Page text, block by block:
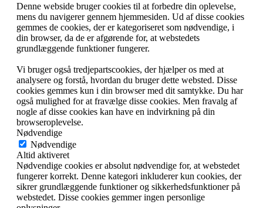
Denne webside bruger cookies til at forbedre din oplevelse,
mens du navigerer gennem hjemmesiden. Ud af disse cookies
gemmes de cookies, der er kategoriseret som nødvendige, i
din browser, da de er afgørende for, at webstedets
grundlæggende funktioner fungerer.
Vi bruger også tredjepartscookies, der hjælper os med at
analysere og forstå, hvordan du bruger dette websted. Disse
cookies gemmes kun i din browser med dit samtykke. Du har
også mulighed for at fravælge disse cookies. Men fravalg af
nogle af disse cookies kan have en indvirkning på din
browseroplevelse.
Nødvendige
Nødvendige
Altid aktiveret
Nødvendige cookies er absolut nødvendige for, at webstedet
fungerer korrekt. Denne kategori inkluderer kun cookies, der
sikrer grundlæggende funktioner og sikkerhedsfunktioner på
webstedet. Disse cookies gemmer ingen personlige